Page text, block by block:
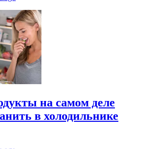
на самом деле
в холодильнике